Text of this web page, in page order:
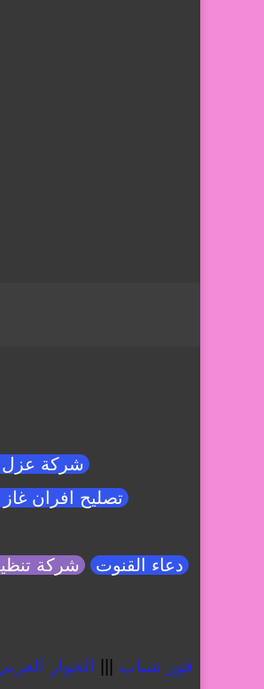
شركة عزل
تصليح افران
دعاء القنوت شركة
فور شباب
الحوار